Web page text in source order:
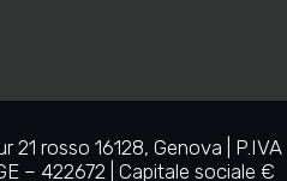
21 rosso 16128, Genova | P.IVA
– 422672 | Capitale sociale €